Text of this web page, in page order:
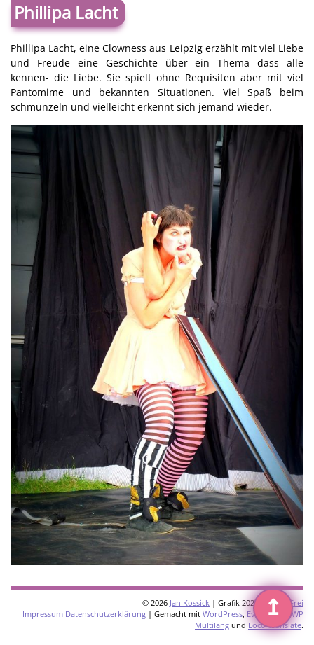
Phillipa Lacht
Phillipa Lacht, eine Clowness aus Leipzig erzählt mit viel Liebe
und Freude eine Geschichte über ein Thema dass alle
kennen- die Liebe. Sie spielt ohne Requisiten aber mit viel
Pantomime und bekannten Situationen. Viel Spaß beim
schmunzeln und vielleicht erkennt sich jemand wieder.
© 2026 Jan Kossick | Grafik 2026:
Omani Frei
Impressum Datenschutzerklärung | Gemacht mit WordPress, Eventkrake ,WP
Multilang und Loco Translate.
↥